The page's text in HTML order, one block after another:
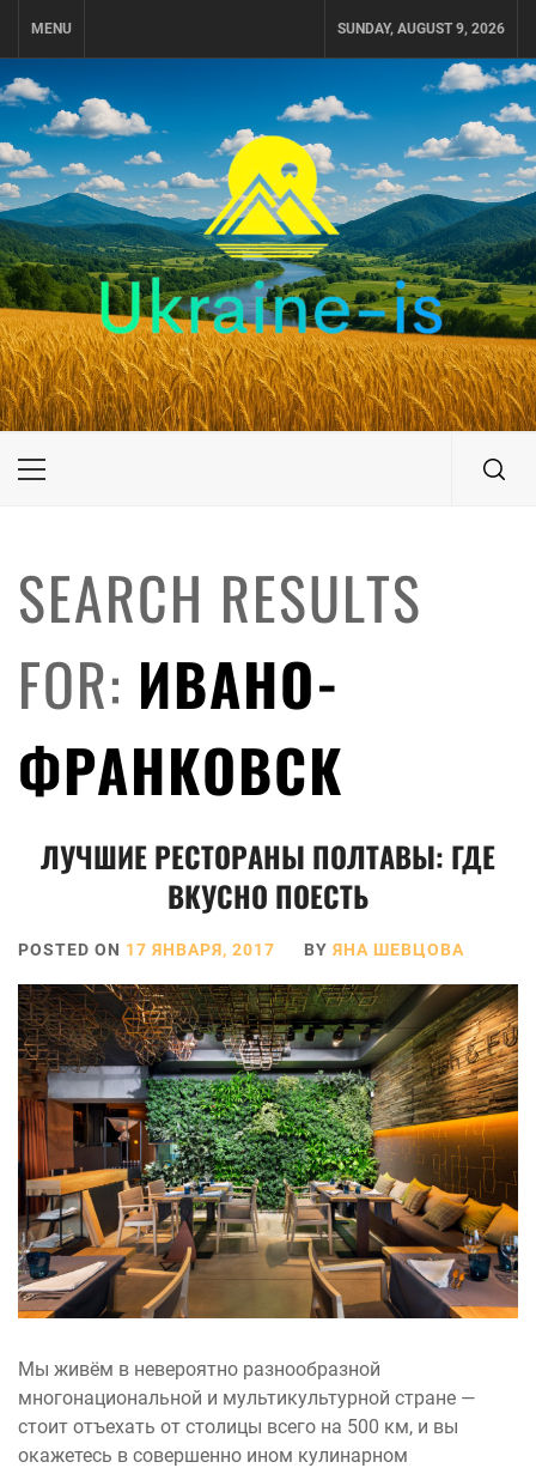
MENU SUNDAY, AUGUST 9, 2026
UKRAINE-IS
ПУТЕШЕСТВИЕ ПО УКРАИНЕ
Primary
SEARCH RESULTS
FOR: ИВАНО-
ФРАНКОВСК
ЛУЧШИЕ РЕСТОРАНЫ ПОЛТАВЫ: ГДЕ
ВКУСНО ПОЕСТЬ
POSTED ON 17 ЯНВАРЯ, 2017 BY ЯНА ШЕВЦОВА
Мы живём в невероятно разнообразной
многонациональной и мультикультурной стране —
стоит отъехать от столицы всего на 500 км, и вы
окажетесь в совершенно ином кулинарном